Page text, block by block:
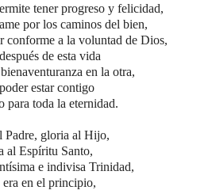
tener progreso y felicidad,
por los caminos del bien,
conforme a la voluntad de Dios,
de esta vida
en la otra,
estar contigo
para toda la eternidad.
Padre, gloria al Hijo,
al Espíritu Santo,
e indivisa Trinidad,
era en el principio,